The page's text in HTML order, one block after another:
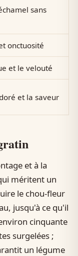
sans
onctuosité
et le velouté
et la saveur
et à la
méritent un
le chou-fleur
jusqu'à ce qu'il
cinquante
surgelées ;
un légume